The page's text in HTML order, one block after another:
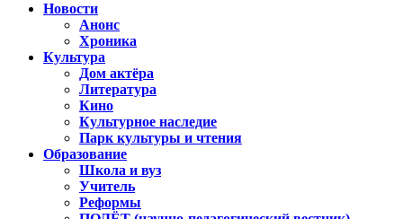
Новости
Анонс
Хроника
Культура
Дом актёра
Литература
Кино
Культурное наследие
Парк культуры и чтения
Образование
Школа и вуз
Учитель
Реформы